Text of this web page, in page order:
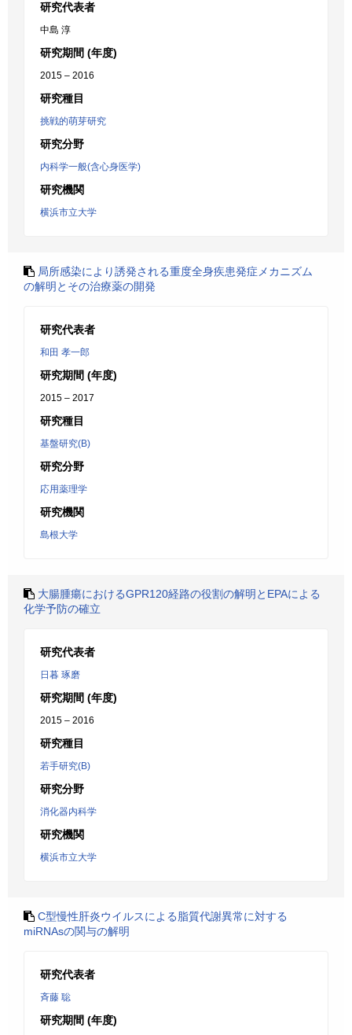
研究代表者
中島 淳
研究期間 (年度)
2015 – 2016
研究種目
挑戦的萌芽研究
研究分野
内科学一般(含心身医学)
研究機関
横浜市立大学
局所感染により誘発される重度全身疾患発症メカニズム
の解明とその治療薬の開発
研究代表者
和田 孝一郎
研究期間 (年度)
2015 – 2017
研究種目
基盤研究(B)
研究分野
応用薬理学
研究機関
島根大学
大腸腫瘍におけるGPR120経路の役割の解明とEPAによる
化学予防の確立
研究代表者
日暮 琢磨
研究期間 (年度)
2015 – 2016
研究種目
若手研究(B)
研究分野
消化器内科学
研究機関
横浜市立大学
C型慢性肝炎ウイルスによる脂質代謝異常に対する
miRNAsの関与の解明
研究代表者
斉藤 聡
研究期間 (年度)